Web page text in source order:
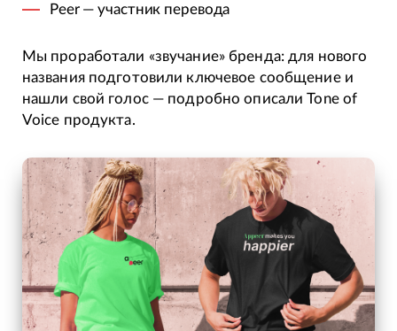
Peer — участник перевода
Мы проработали «звучание» бренда: для нового
названия подготовили ключевое сообщение и
нашли свой голос — подробно описали Tone of
Voice продукта.